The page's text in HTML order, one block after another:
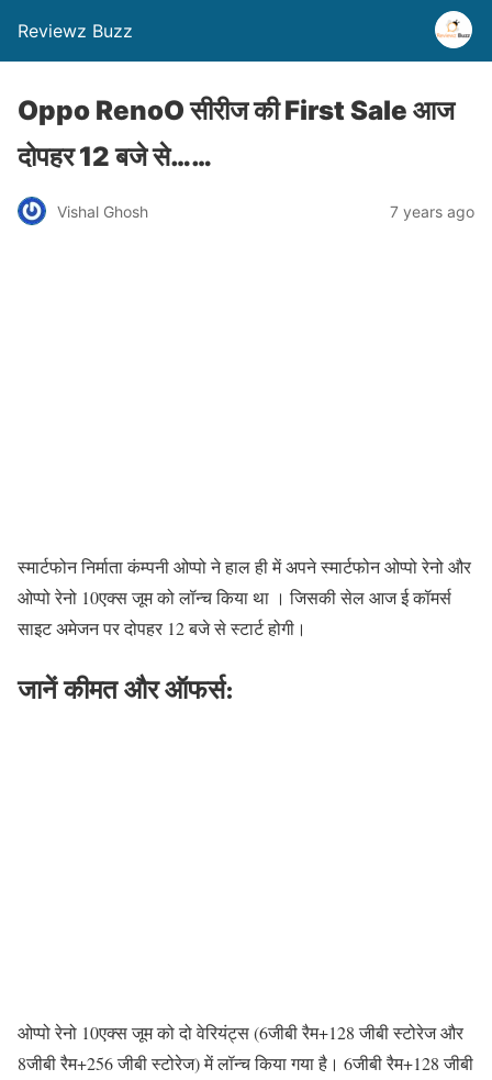
Reviewz Buzz
Oppo RenoO सीरीज की First Sale आज
दोपहर 12 बजे से……
Vishal Ghosh 7 years ago
स्मार्टफोन निर्माता कंम्पनी ओप्पो ने हाल ही में अपने स्मार्टफोन ओप्पो रेनो और
ओप्पो रेनो 10एक्स जूम को लॉन्च किया था । जिसकी सेल आज ई कॉमर्स
साइट अमेजन पर दोपहर 12 बजे से स्टार्ट होगी।
जानें कीमत और ऑफर्स:
ओप्पो रेनो 10एक्स जूम को दो वेरियंट्स (6जीबी रैम+128 जीबी स्टोरेज और
8जीबी रैम+256 जीबी स्टोरेज) में लॉन्च किया गया है। 6जीबी रैम+128 जीबी